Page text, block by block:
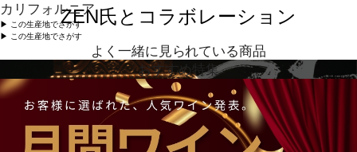
ZEN氏とコラボレーション
カリフォルニア
▶︎ この生産地でさがす
▶︎ この生産地でさがす
よく一緒に見られている商品
おすすめ特集